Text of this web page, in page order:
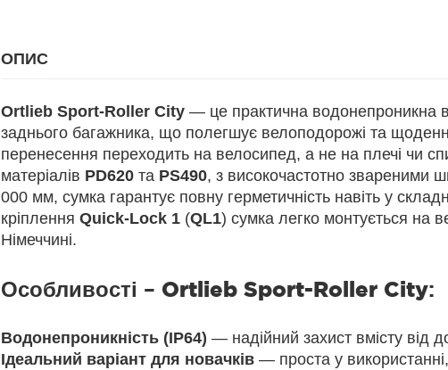
ОПИС
Ortlieb Sport-Roller City— це практична водонепроникна
заднього багажника, що полегшує велоподорожі та
перенесення переходить на велосипед, а не на плечі чи
матеріалів PD620та PS490, з високочастотно звареними
000 мм, сумка гарантує повну герметичність навіть у
кріплення Quick-Lock 1(QL1) сумка легко монтується на
Німеччині.
Особливості – Ortlieb Sport-Roller City:
Водонепроникність (IP64) — надійний захист вмісту від
Ідеальний варіант для новачків— проста у